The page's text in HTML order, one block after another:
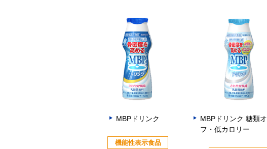
MBPドリンク
機能性表示食品
MBPドリンク 糖類オ
フ・低カロリー